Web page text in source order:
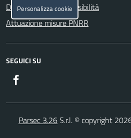
Dichiarazione di accessibilità
Attuazione misure PNRR
SEGUICI SU
Parsec 3.26S.r.l. © copyright
Personalizza cookie